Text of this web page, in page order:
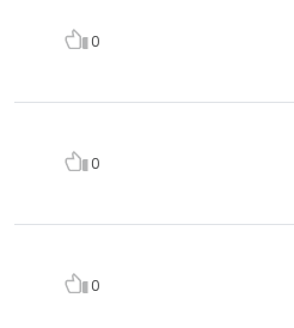
0
0
0